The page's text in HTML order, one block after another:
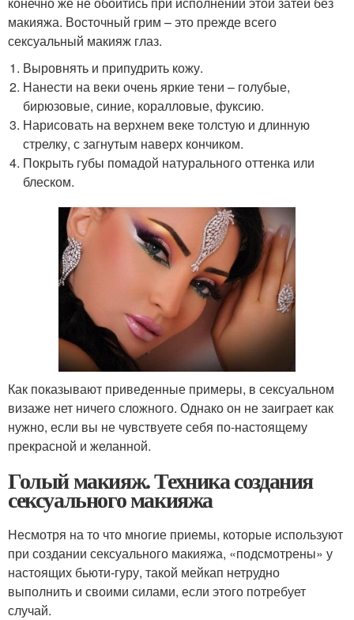
макияжа. Восточный грим – это прежде всего
сексуальный макияж глаз.
Выровнять и припудрить кожу.
Нанести на веки очень яркие тени – голубые,
бирюзовые, синие, коралловые, фуксию.
Нарисовать на верхнем веке толстую и длинную
стрелку, с загнутым наверх кончиком.
Покрыть губы помадой натурального оттенка или
блеском.
Как показывают приведенные примеры, в сексуальном
визаже нет ничего сложного. Однако он не заиграет как
нужно, если вы не чувствуете себя по-настоящему
прекрасной и желанной.
Голый макияж. Техника создания
сексуального макияжа
Несмотря на то что многие приемы, которые используют
при создании сексуального макияжа, «подсмотрены» у
настоящих бьюти-гуру, такой мейкап нетрудно
выполнить и своими силами, если этого потребует
случай.